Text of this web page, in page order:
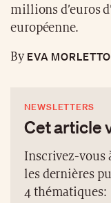
millions d’euros
européenne.
ByEVA MORLETTO
NEWSLETTERS
Cet article
Inscrivez-vous
les dernières
4 thématiques: